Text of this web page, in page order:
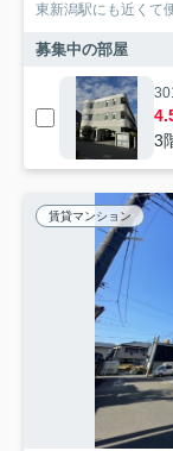
東新潟駅にも近くて
募集中の部屋
3
賃貸マンション